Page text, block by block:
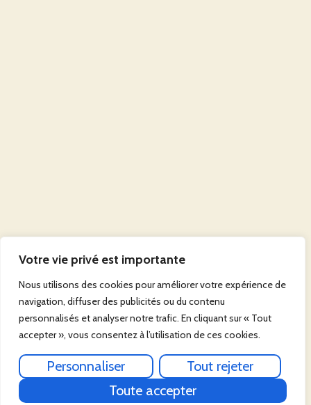
Votre vie privé est importante
Nous utilisons des cookies pour améliorer votre expérience de
navigation, diffuser des publicités ou du contenu
personnalisés et analyser notre trafic. En cliquant sur « Tout
accepter », vous consentez à l’utilisation de ces cookies.
Personnaliser
Tout rejeter
Toute accepter